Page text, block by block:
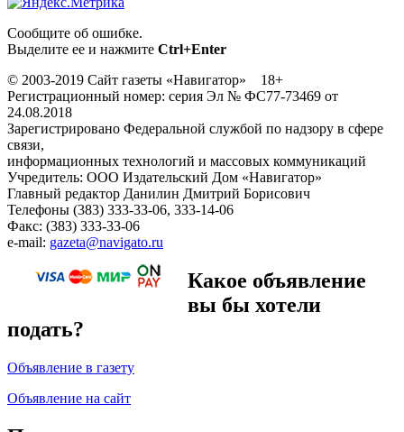
Сообщите об ошибке.
Выделите ее и нажмите Ctrl+Enter
© 2003-2019 Сайт газеты «Навигатор» 18+
Регистрационный номер: серия Эл № ФС77-73469 от
24.08.2018
Зарегистрировано Федеральной службой по надзору в сфере
связи,
информационных технологий и массовых коммуникаций
Учредитель: ООО Издательский Дом «Навигатор»
Главный редактор Данилин Дмитрий Борисович
Телефоны (383) 333-33-06, 333-14-06
Факс: (383) 333-33-06
e-mail: gazeta@navigato.ru
Какое объявление
вы бы хотели
подать?
Объявление в газету
Объявление на сайт